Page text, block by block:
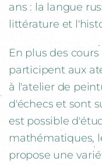
ans : la langue
littérature et
En plus des
participent aux
à l'atelier de
d'échecs et sont
est possible
mathématiques,
propose une